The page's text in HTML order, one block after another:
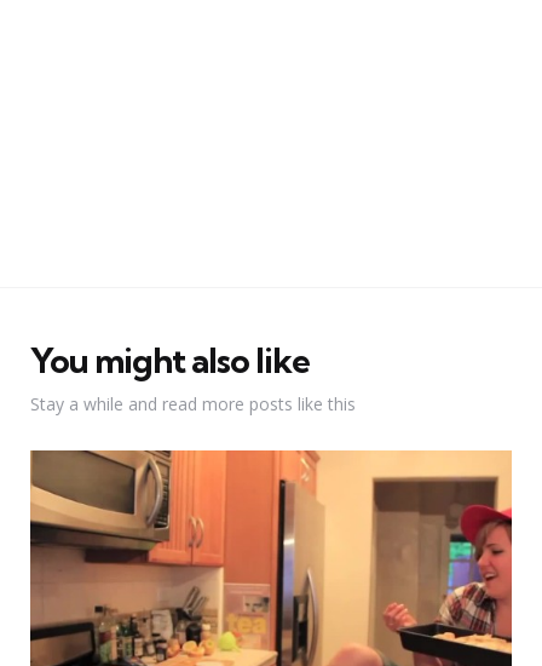
You might also like
Stay a while and read more posts like this